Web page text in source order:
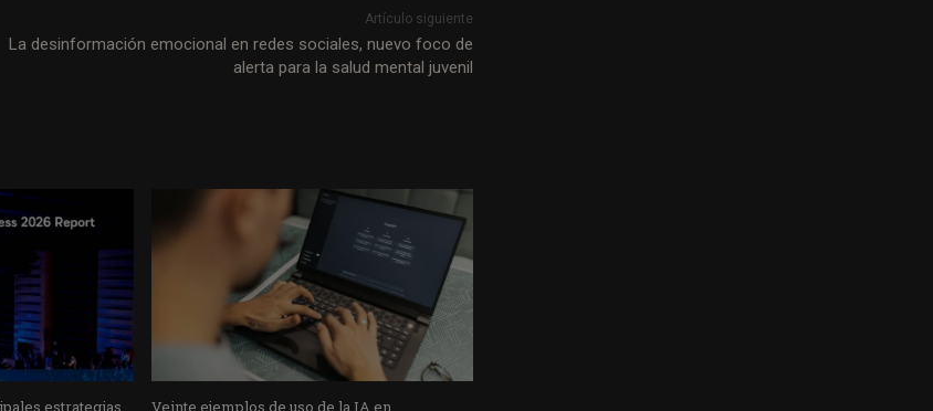
Artículo siguiente
La desinformación emocional en redes sociales, nuevo foco de
alerta para la salud mental juvenil
estrategias Veinte ejemplos de uso de la IA en